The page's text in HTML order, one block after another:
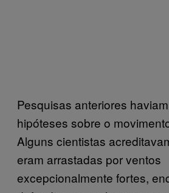
Pesquisas anteriores
hipóteses sobre o
Alguns cientistas
eram arrastadas por ventos
excepcionalmente fortes,